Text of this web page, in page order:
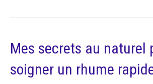
Mes secrets au naturel
soigner un rhume